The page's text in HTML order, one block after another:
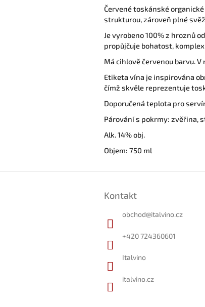
Červené toskánské
strukturou, zároveň plné
Je vyrobeno 100% z hroznů
propůjčuje bohatost,
Má cihlově červenou barvu.
Etiketa vína je inspirována
čímž skvěle reprezentuje
Doporučená teplota pro
Párování s pokrmy: zvěřina,
Alk. 14% obj.
Objem: 750 ml
Kontakt
obchod@italvino.cz
+420 724360601
Italvino
italvino.cz